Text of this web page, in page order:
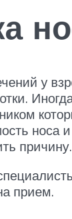
у
причину.
прием.